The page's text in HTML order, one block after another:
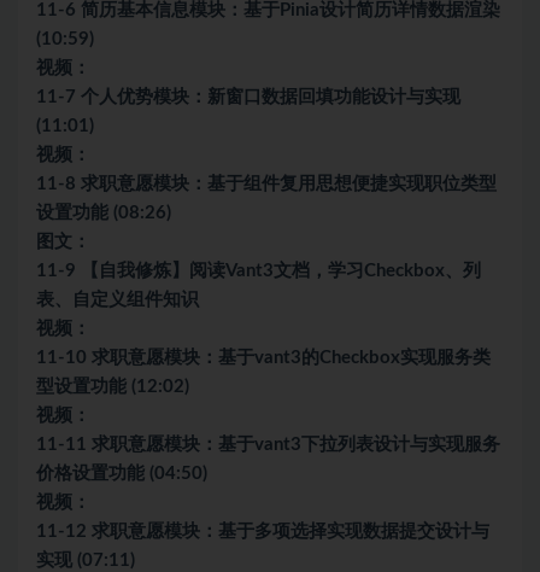
11-6 简历基本信息模块：基于Pinia设计简历详情数据渲染
(10:59)
视频：
11-7 个人优势模块：新窗口数据回填功能设计与实现
(11:01)
视频：
11-8 求职意愿模块：基于组件复用思想便捷实现职位类型
设置功能 (08:26)
图文：
11-9 【自我修炼】阅读Vant3文档，学习Checkbox、列
表、自定义组件知识
视频：
11-10 求职意愿模块：基于vant3的Checkbox实现服务类
型设置功能 (12:02)
视频：
11-11 求职意愿模块：基于vant3下拉列表设计与实现服务
价格设置功能 (04:50)
视频：
11-12 求职意愿模块：基于多项选择实现数据提交设计与
实现 (07:11)